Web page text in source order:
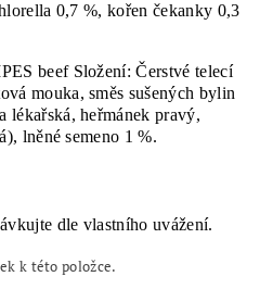
0,7 %, kořen čekanky 0,3
beef Složení: Čerstvé telecí
mouka, směs sušených bylin
lékařská, heřmánek pravý,
lněné semeno 1 %.
dle vlastního uvážení.
k této položce.